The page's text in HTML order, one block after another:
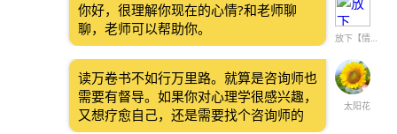
放下【情绪 情感】
你好，很理解你现在的心情?和老师聊
聊，老师可以帮助你。
太阳花
读万卷书不如行万里路。就算是咨询师也
需要有督导。如果你对心理学很感兴趣，
又想疗愈自己，还是需要找个咨询师的